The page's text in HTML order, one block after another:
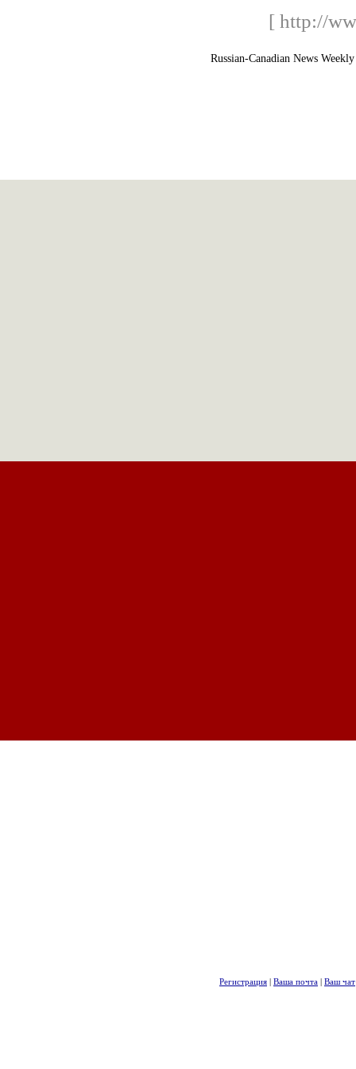
[ http://
Russian-Canadian News
Регистрация | Ваша почта | Ваш чат